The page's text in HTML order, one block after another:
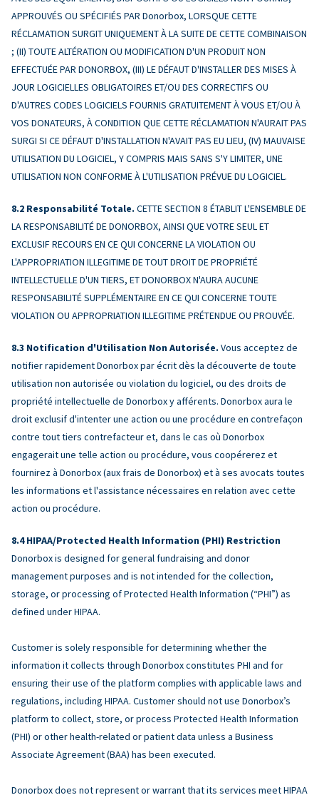
APPROUVÉS OU SPÉCIFIÉS PAR Donorbox, LORSQUE CETTE
RÉCLAMATION SURGIT UNIQUEMENT À LA SUITE DE CETTE COMBINAISON
; (II) TOUTE ALTÉRATION OU MODIFICATION D'UN PRODUIT NON
EFFECTUÉE PAR DONORBOX, (III) LE DÉFAUT D'INSTALLER DES MISES À
JOUR LOGICIELLES OBLIGATOIRES ET/OU DES CORRECTIFS OU
D'AUTRES CODES LOGICIELS FOURNIS GRATUITEMENT À VOUS ET/OU À
VOS DONATEURS, À CONDITION QUE CETTE RÉCLAMATION N'AURAIT PAS
SURGI SI CE DÉFAUT D'INSTALLATION N'AVAIT PAS EU LIEU, (IV) MAUVAISE
UTILISATION DU LOGICIEL, Y COMPRIS MAIS SANS S'Y LIMITER, UNE
UTILISATION NON CONFORME À L'UTILISATION PRÉVUE DU LOGICIEL.
Responsabilité Totale. CETTE SECTION 8 ÉTABLIT L'ENSEMBLE DE
LA RESPONSABILITÉ DE DONORBOX, AINSI QUE VOTRE SEUL ET
EXCLUSIF RECOURS EN CE QUI CONCERNE LA VIOLATION OU
L'APPROPRIATION ILLEGITIME DE TOUT DROIT DE PROPRIÉTÉ
INTELLECTUELLE D'UN TIERS, ET DONORBOX N'AURA AUCUNE
RESPONSABILITÉ SUPPLÉMENTAIRE EN CE QUI CONCERNE TOUTE
VIOLATION OU APPROPRIATION ILLEGITIME PRÉTENDUE OU PROUVÉE.
Notification d'Utilisation Non Autorisée. Vous acceptez de
notifier rapidement Donorbox par écrit dès la découverte de toute
utilisation non autorisée ou violation du logiciel, ou des droits de
propriété intellectuelle de Donorbox y afférents. Donorbox aura le
droit exclusif d'intenter une action ou une procédure en contrefaçon
contre tout tiers contrefacteur et, dans le cas où Donorbox
engagerait une telle action ou procédure, vous coopérerez et
fournirez à Donorbox (aux frais de Donorbox) et à ses avocats toutes
les informations et l'assistance nécessaires en relation avec cette
action ou procédure.
HIPAA/Protected Health Information (PHI) Restriction
Donorbox is designed for general fundraising and donor
management purposes and is not intended for the collection,
storage, or processing of Protected Health Information (“PHI”) as
defined under HIPAA.
Customer is solely responsible for determining whether the
information it collects through Donorbox constitutes PHI and for
ensuring their use of the platform complies with applicable laws and
regulations, including HIPAA. Customer should not use Donorbox’s
platform to collect, store, or process Protected Health Information
(PHI) or other health-related or patient data unless a Business
Associate Agreement (BAA) has been executed.
Donorbox does not represent or warrant that its services meet HIPAA